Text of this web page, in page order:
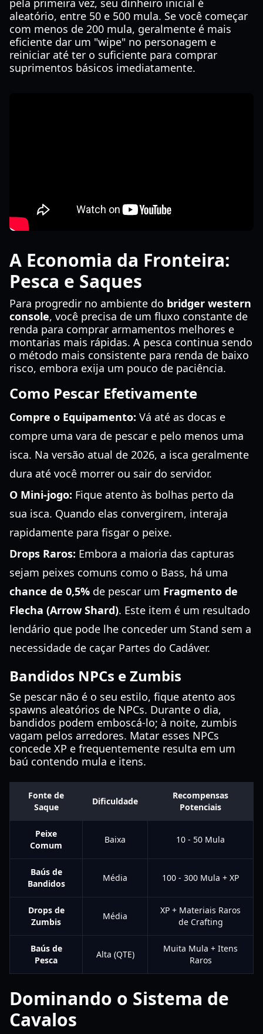
pela primeira vez, seu dinheiro inicial é
aleatório, entre 50 e 500 mula. Se você começar
com menos de 200 mula, geralmente é mais
eficiente dar um "wipe" no personagem e
reiniciar até ter o suficiente para comprar
suprimentos básicos imediatamente.
A Economia da Fronteira:
Pesca e Saques
Para progredir no ambiente do bridger western
console, você precisa de um fluxo constante de
renda para comprar armamentos melhores e
montarias mais rápidas. A pesca continua sendo
o método mais consistente para renda de baixo
risco, embora exija um pouco de paciência.
Como Pescar Efetivamente
Compre o Equipamento: Vá até as docas e
compre uma vara de pescar e pelo menos uma
isca. Na versão atual de 2026, a isca geralmente
dura até você morrer ou sair do servidor.
O Mini-jogo: Fique atento às bolhas perto da
sua isca. Quando elas convergirem, interaja
rapidamente para fisgar o peixe.
Drops Raros: Embora a maioria das capturas
sejam peixes comuns como o Bass, há uma
chance de 0,5% de pescar um Fragmento de
Flecha (Arrow Shard). Este item é um resultado
lendário que pode lhe conceder um Stand sem a
necessidade de caçar Partes do Cadáver.
Bandidos NPCs e Zumbis
Se pescar não é o seu estilo, fique atento aos
spawns aleatórios de NPCs. Durante o dia,
bandidos podem emboscá-lo; à noite, zumbis
vagam pelos arredores. Matar esses NPCs
concede XP e frequentemente resulta em um
baú contendo mula e itens.
Fonte de
Saque
Dificuldade
Recompensas
Potenciais
Peixe
Comum
Baixa 10 - 50 Mula
Baús de
Bandidos
Média 100 - 300 Mula + XP
Drops de
Zumbis
Média
XP + Materiais Raros
de Crafting
Baús de
Pesca
Alta (QTE)
Muita Mula + Itens
Raros
Dominando o Sistema de
Cavalos